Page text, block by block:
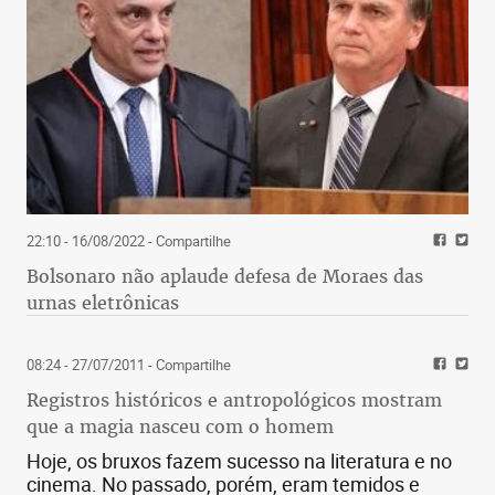
22:10 - 16/08/2022- Compartilhe
Bolsonaro não aplaude defesa de Moraes das
urnas eletrônicas
08:24 - 27/07/2011 - Compartilhe
Registros históricos e antropológicos mostram
que a magia nasceu com o homem
Hoje, os bruxos fazem sucesso na literatura e no
cinema. No passado, porém, eram temidos e